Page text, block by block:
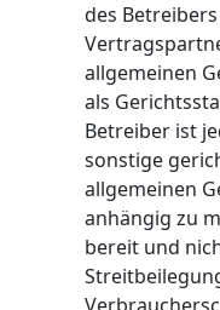
des
allgemeinen
als
Betreiber ist
sonstige
allgemeinen
anhängig zu
bereit und